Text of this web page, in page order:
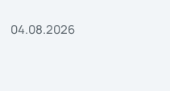
04.08.2026